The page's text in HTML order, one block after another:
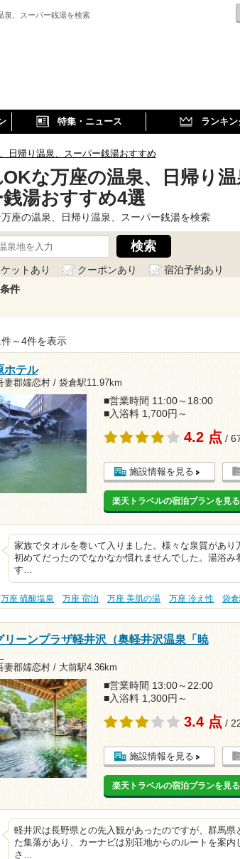
泉、スーパー銭湯を検索
特集・ニュース ランキン
日帰り温泉、スーパー銭湯おすすめ
な万座の温泉、日帰り温
湯おすすめ4選
座の温泉、日帰り温泉、スーパー銭湯を検索
ットあり クーポンあり
宿泊予約あり
件
件～4件を表示
ホテル
妻郡嬬恋村 / 袋倉駅11.97km
■営業時間 11:00～18:00
■入浴料 1,700円～
4.2 点 /
施設情報を見る
楽天トラベルの宿泊プランを見る
家族でタオルを巻いて入りました。様々な泉質があ
初めてだったのでなかなか慣れませんでした。湯浴
す…
万座 硫酸塩泉 万座 宿泊 万座 美肌の湯 万座 冷え性 袋
リーンプラザ軽井沢（奥軽井沢温泉「暁
妻郡嬬恋村 / 大前駅4.36km
■営業時間 13:00～22:00
■入浴料 1,300円～
3.4 点 /
施設情報を見る
楽天トラベルの宿泊プランを見る
軽井沢は長野県との先入観があったのですが、群馬
た集落があり、カーナビは別荘地からのルートを案
さ…